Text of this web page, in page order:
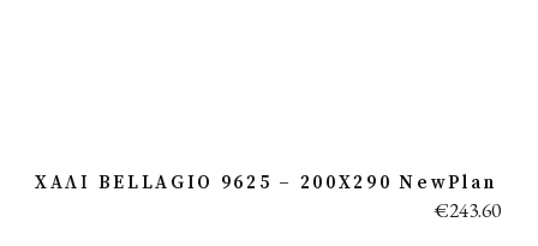
ΧΑΛΙ BELLAGIO 9625 – 200X290 NewPlan
€243.60